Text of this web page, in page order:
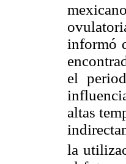
informó
el
altas
la